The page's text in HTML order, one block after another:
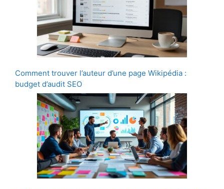
Comment trouver l’auteur d’une page Wikipédia :
budget d’audit SEO